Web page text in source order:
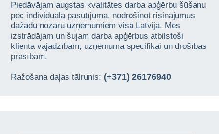
Piedāvājam augstas kvalitātes darba apģērbu šūšanu
pēc individuāla pasūtījuma, nodrošinot risinājumus
dažādu nozaru uzņēmumiem visā Latvijā. Mēs
izstrādājam un šujam darba apģērbus atbilstoši
klienta vajadzībām, uzņēmuma specifikai un drošības
prasībām.
Ražošana daļas tālrunis: (+371) 26176940